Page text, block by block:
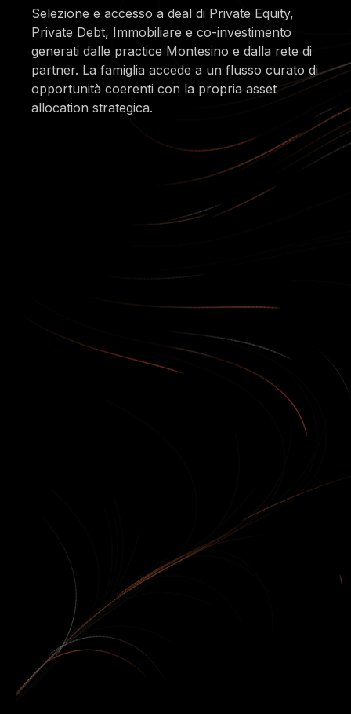
Selezione e accesso a deal di Private Equity,
Private Debt, Immobiliare e co-investimento
generati dalle practice Montesino e dalla rete di
partner. La famiglia accede a un flusso curato di
opportunità coerenti con la propria asset
allocation strategica.